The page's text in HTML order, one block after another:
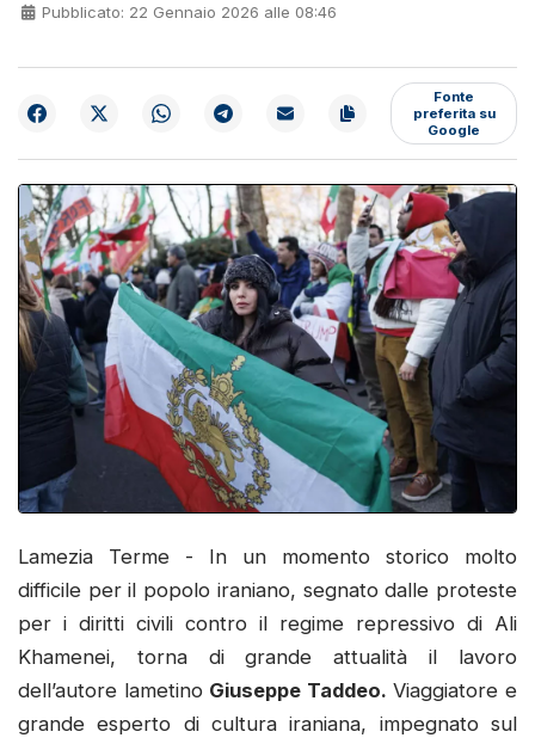
Pubblicato: 22 Gennaio 2026 alle 08:46
Fonte
preferita su
Google
Lamezia Terme - In un momento storico molto
difficile per il popolo iraniano, segnato dalle proteste
per i diritti civili contro il regime repressivo di Ali
Khamenei, torna di grande attualità il lavoro
dell’autore lametino Giuseppe Taddeo. Viaggiatore e
grande esperto di cultura iraniana, impegnato sul